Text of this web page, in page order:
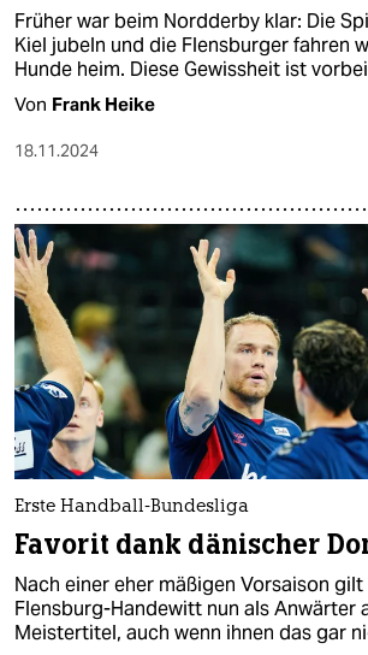
Früher war beim Nordderby klar: Die
Kiel jubeln und die Flensburger fahren
Hunde heim. Diese Gewissheit ist
Von Frank Heike
18.11.2024
Erste Handball-Bundesliga
Favorit dank dänischer
Nach einer eher mäßigen Vorsaison gilt
Flensburg-Handewitt nun als Anwärter
Meistertitel, auch wenn ihnen das gar